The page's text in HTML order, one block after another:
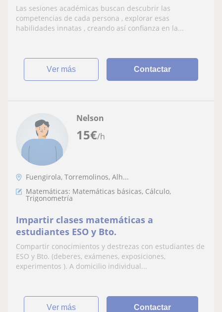
Las sesiones académicas buscan descubrir las
competencias de cada persona , explorar esas
habilidades innatas , creando así confianza en la...
ver más Contactar
15€/h
Nelson
Fuengirola, Torremolinos, Alh...
Matemáticas: Matemáticas básicas, Cálculo,
Trigonometría
Impartir clases matemáticas a
estudiantes ESO y Bto.
Compartir conocimientos y destrezas con estudiantes de
ESO y Bto. (deberes, exámenes, exposiciones,
experimentos ). A domicilio individual...
ver más Contactar